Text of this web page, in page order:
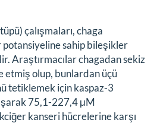
çalışmaları, chaga
sahip bileşikler
Araştırmacılar chagadan sekiz
olup, bunlardan üçü
tetiklemek için kaspaz-3
75,1-227,4 μM
kanseri hücrelerine karşı